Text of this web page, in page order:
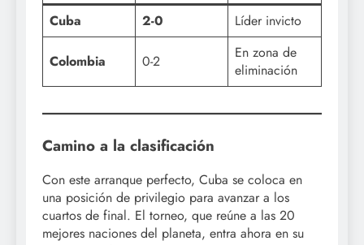
Cuba
2-0 Líder invicto
Colombia 0-2
En zona de
eliminación
Camino a la clasificación
Con este arranque perfecto, Cuba se coloca en
una posición de privilegio para avanzar a los
cuartos de final. El torneo, que reúne a las 20
mejores naciones del planeta, entra ahora en su